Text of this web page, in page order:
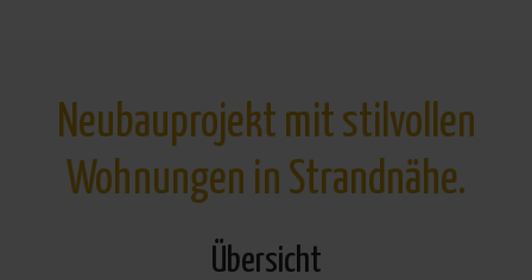
Neubauprojekt mit stilvollen
Wohnungen in Strandnähe.
Übersicht